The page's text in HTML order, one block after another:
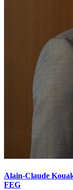
Alain-Claude
FEG